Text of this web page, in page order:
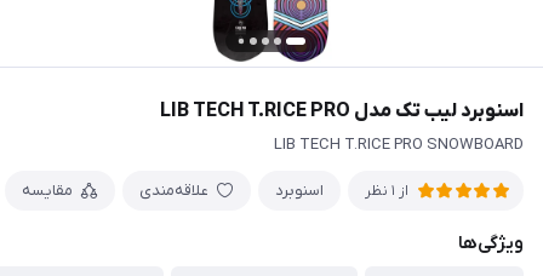
اسنوبرد لیب تک مدل LIB TECH T.RICE PRO
LIB TECH T.RICE PRO SNOWBOARD
از 1 نظر اسنوبرد علاقه‌مندی مقایسه
ویژگی‌ها